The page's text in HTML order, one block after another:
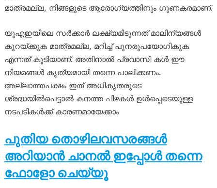
മാത്രമല്ല, നിങ്ങളുടെ ആരോഗ്യത്തിനും ഗുണകരമാണ്.
യുഎഇയിലെ സർക്കാർ ലക്ഷ്യമിടുന്നത് മാലിന്യങ്ങൾ
കുറയ്ക്കുക മാത്രമല്ല, മറിച്ച് പുനരുപയോഗികുക
എന്നത് കൂടിയാണ്. അതിനാൽ പ്രവാസി കൾ ഈ
നിയമങ്ങൾ കൃത്യമായി തന്നെ പാലിക്കണം.
അല്ലാത്തപക്ഷം ഇത് അധികൃതരുടെ
ശ്രദ്ധയിൽപെട്ടാൽ കനത്ത പിഴകൾ ഉൾപ്പെടെയുള്ള
നടപടികൾക്ക് കാരണമായേക്കാം
പുതിയ തൊഴിലവസരങ്ങൾ
അറിയാൻ ചാനൽ ഇപ്പോൾ തന്നെ
ഫോളോ ചെയ്യൂ